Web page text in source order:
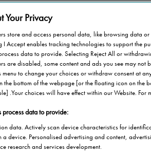
Your Privacy
store and access personal data, like browsing data
I Accept enables tracking technologies to support the
data to provide. Selecting Reject All or
are disabled, some content and ads you see may not
menu to change your choices or withdraw consent at
the bottom of the webpage [or the floating icon on the
.Your choices will have effect within our Website. For
data to provide:
data. Actively scan device characteristics for
a device. Personalised advertising and content,
research and services development.